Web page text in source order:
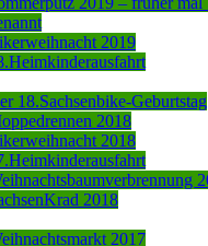
2019
18.Sachsenbike-Geburtstag
2018
2018
2018
2017